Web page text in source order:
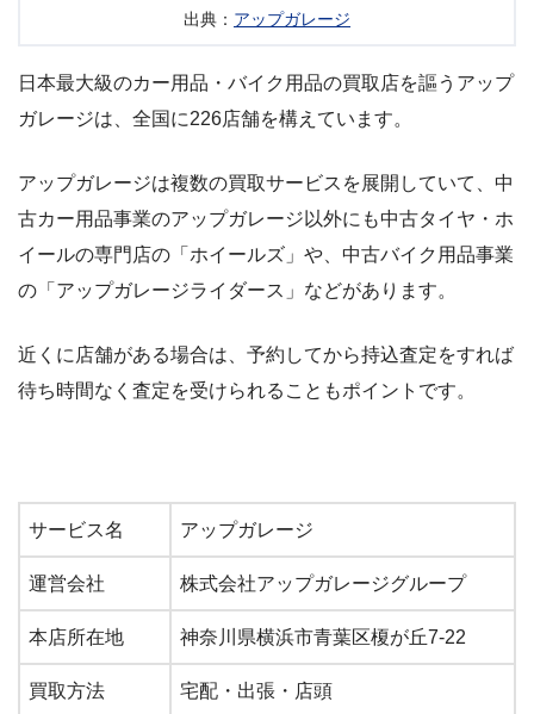
出典： アップガレージ
日本最大級のカー用品・バイク用品の買取店を謳うアップ
ガレージは、全国に226店舗を構えています。
アップガレージは複数の買取サービスを展開していて、中
古カー用品事業のアップガレージ以外にも中古タイヤ・ホ
イールの専門店の「ホイールズ」や、中古バイク用品事業
の「アップガレージライダース」などがあります。
近くに店舗がある場合は、予約してから持込査定をすれば
待ち時間なく査定を受けられることもポイントです。
サービス名 アップガレージ
運営会社 株式会社アップガレージグループ
本店所在地 神奈川県横浜市青葉区榎が丘7-22
買取方法 宅配・出張・店頭